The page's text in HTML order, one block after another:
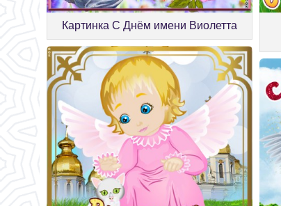
Картинка С Днём имени Виолетта